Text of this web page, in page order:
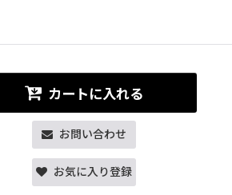
カートに入れる
お問い合わせ
お気に入り登録